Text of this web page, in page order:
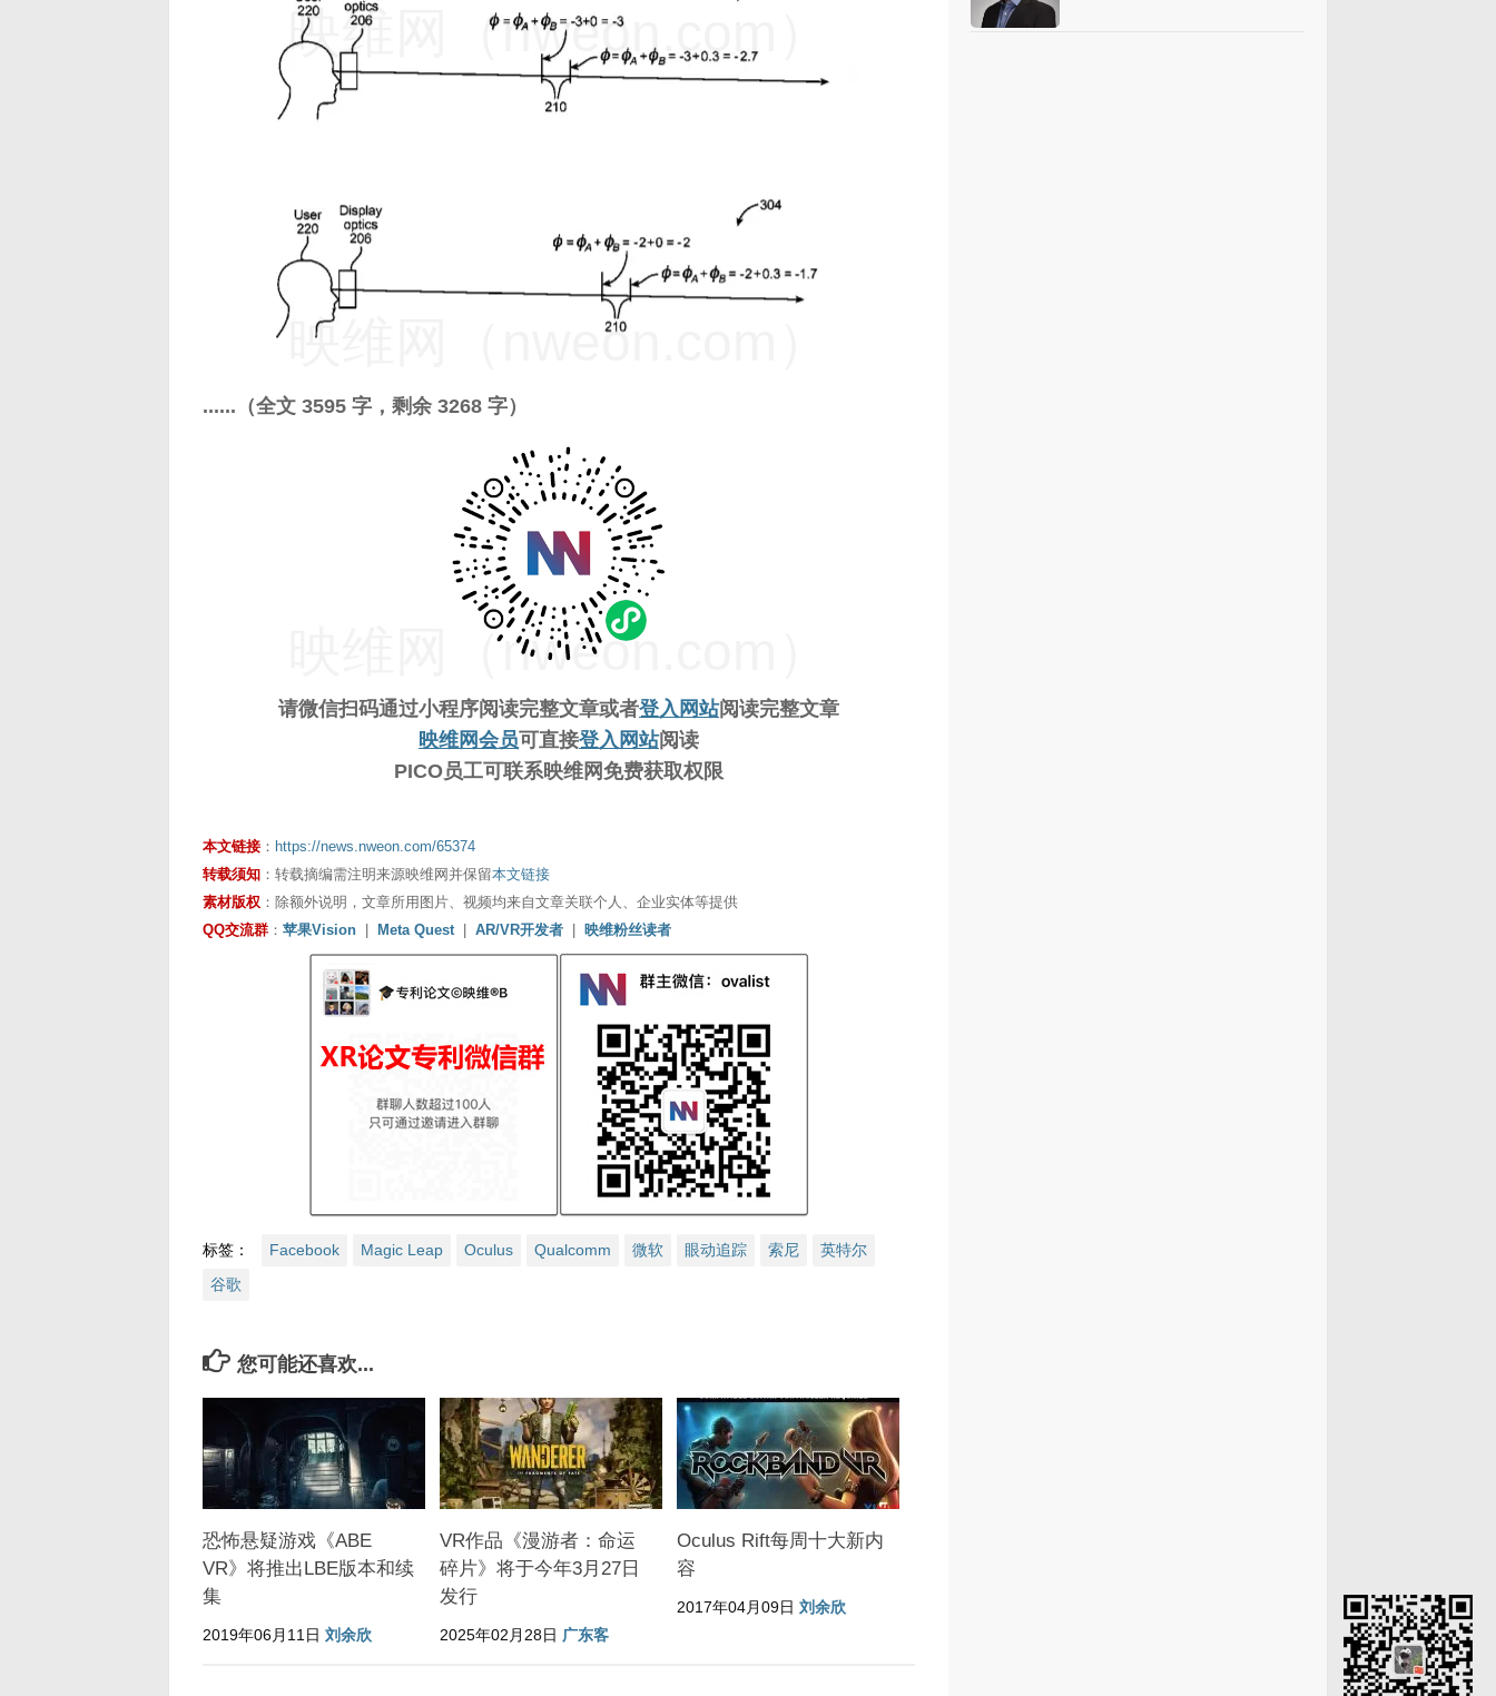
......（全文 3595 字，剩余 3268 字）
请微信扫码通过小程序阅读完整文章或者登入网站阅读完整文章
映维网会员可直接登入网站阅读
PICO员工可联系映维网免费获取权限
映维网（nweon.com）
映维网（nweon.com）
映维网（nweon.com）
本文链接 ： https://news.nweon.com/65374
转载须知 ：转载摘编需注明来源映维网并保留本文链接
素材版权 ：除额外说明，文章所用图片、视频均来自文章关联个人、企业实体等提供
QQ交流群 ： 苹果Vision | Meta Quest | AR/VR开发者 | 映维粉丝读者
标签： Facebook Magic Leap Oculus Qualcomm 微软 眼动追踪 索尼
英特尔
谷歌
您可能还喜欢...
恐怖悬疑游戏《ABE
VR》将推出LBE版本和续
集
2019年06月11日 刘余欣
VR作品《漫游者：命运
碎片》将于今年3月27日
发行
2025年02月28日 广东客
Oculus Rift每周十大新内
容
2017年04月09日 刘余欣